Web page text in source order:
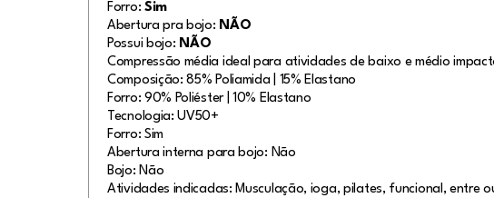
Forro: Sim
Abertura pra bojo: NÃO
Possui bojo: NÃO
Compressão média ideal para atividades de baixo e médio
Composição: 85% Poliamida | 15% Elastano
Forro: 90% Poliéster | 10% Elastano
Tecnologia: UV50+
Forro: Sim
Abertura interna para bojo: Não
Bojo: Não
Atividades indicadas: Musculação, ioga, pilates, funcional, entre